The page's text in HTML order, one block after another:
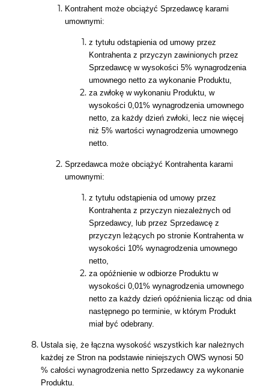
Kontrahent może obciążyć Sprzedawcę karami
umownymi:
z tytułu odstąpienia od umowy przez
Kontrahenta z przyczyn zawinionych przez
Sprzedawcę w wysokości 5% wynagrodzenia
umownego netto za wykonanie Produktu,
za zwłokę w wykonaniu Produktu, w
wysokości 0,01% wynagrodzenia umownego
netto, za każdy dzień zwłoki, lecz nie więcej
niż 5% wartości wynagrodzenia umownego
netto.
Sprzedawca może obciążyć Kontrahenta karami
umownymi:
z tytułu odstąpienia od umowy przez
Kontrahenta z przyczyn niezależnych od
Sprzedawcy, lub przez Sprzedawcę z
przyczyn leżących po stronie Kontrahenta w
wysokości 10% wynagrodzenia umownego
netto,
za opóźnienie w odbiorze Produktu w
wysokości 0,01% wynagrodzenia umownego
netto za każdy dzień opóźnienia licząc od dnia
następnego po terminie, w którym Produkt
miał być odebrany.
Ustala się, że łączna wysokość wszystkich kar należnych
każdej ze Stron na podstawie niniejszych OWS wynosi 50
% całości wynagrodzenia netto Sprzedawcy za wykonanie
Produktu.